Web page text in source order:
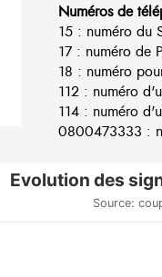
Numéros de
15 : numéro du
17 : numéro de
18 : numéro
112 : numéro
114 : numéro
0800473333 :
Evolution des
Source: